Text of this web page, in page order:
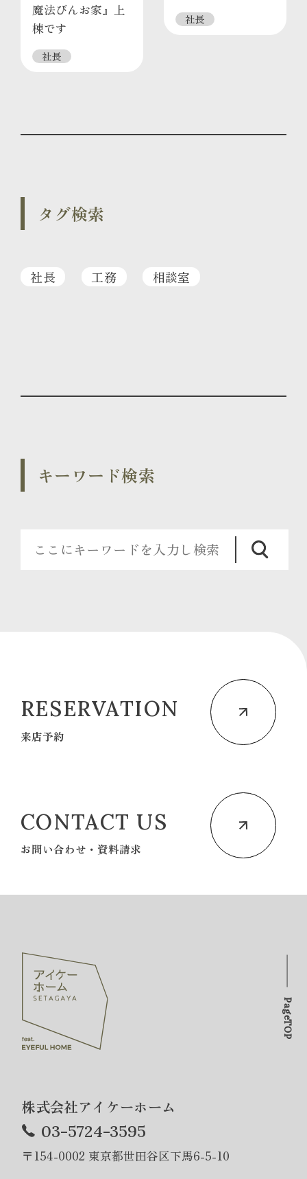
魔法びんお家』上
棟です
社長
社長
タグ検索
社長 工務 相談室
キーワード検索
RESERVATION
来店予約
CONTACT US
お問い合わせ・資料請求
株式会社アイケーホーム
03-5724-3595
〒154-0002 東京都世田谷区下馬6-5-10
PageTOP